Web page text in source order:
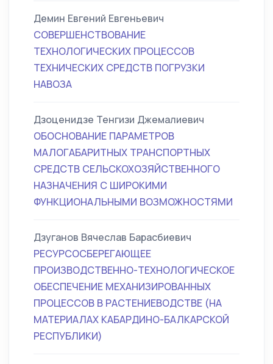
Демин Евгений Евгеньевич
СОВЕРШЕНСТВОВАНИЕ
ТЕХНОЛОГИЧЕСКИХ ПРОЦЕССОВ
ТЕХНИЧЕСКИХ СРЕДСТВ ПОГРУЗКИ
НАВОЗА
Дзоценидзе Тенгизи Джемалиевич
ОБОСНОВАНИЕ ПАРАМЕТРОВ
МАЛОГАБАРИТНЫХ ТРАНСПОРТНЫХ
СРЕДСТВ СЕЛЬСКОХОЗЯЙСТВЕННОГО
НАЗНАЧЕНИЯ С ШИРОКИМИ
ФУНКЦИОНАЛЬНЫМИ ВОЗМОЖНОСТЯМИ
Дзуганов Вячеслав Барасбиевич
РЕСУРСОСБЕРЕГАЮЩЕЕ
ПРОИЗВОДСТВЕННО-ТЕХНОЛОГИЧЕСКОЕ
ОБЕСПЕЧЕНИЕ МЕХАНИЗИРОВАННЫХ
ПРОЦЕССОВ В РАСТЕНИЕВОДСТВЕ (НА
МАТЕРИАЛАХ КАБАРДИНО-БАЛКАРСКОЙ
РЕСПУБЛИКИ)